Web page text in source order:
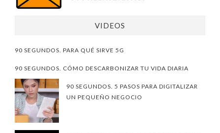
VIDEOS
90 SEGUNDOS. PARA QUÉ SIRVE 5G
90 SEGUNDOS. CÓMO DESCARBONIZAR TU VIDA DIARIA
90 SEGUNDOS. 5 PASOS PARA DIGITALIZAR
UN PEQUEÑO NEGOCIO